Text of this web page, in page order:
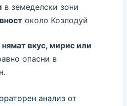
в земеделски зони
около Козлодуй
вкус, мирис или
опасни в
анализот